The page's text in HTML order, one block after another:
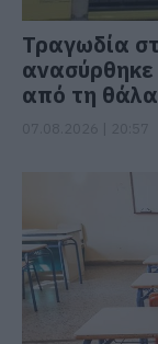
Τραγωδία
ανασύρθηκε
από τη